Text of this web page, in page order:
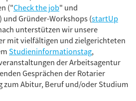
("Check the job" und
und Gründer-Workshops (startUp
unterstützen wir unsere
mit vielfältigen und zielgerichteten
Studieninformationstag,
der Arbeitsagentur
Gesprächen der Rotarier
zum Abitur, Beruf und/oder Studium